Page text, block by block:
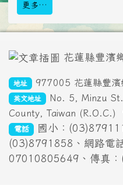
更多…
花蓮縣豐濱
地址 977005 花蓮縣豐濱
英文地址
No. 5, Minzu
County, Taiwan (R.O.C.)
電話
國小：
(03)8791858、網路電
07010805649、傳真